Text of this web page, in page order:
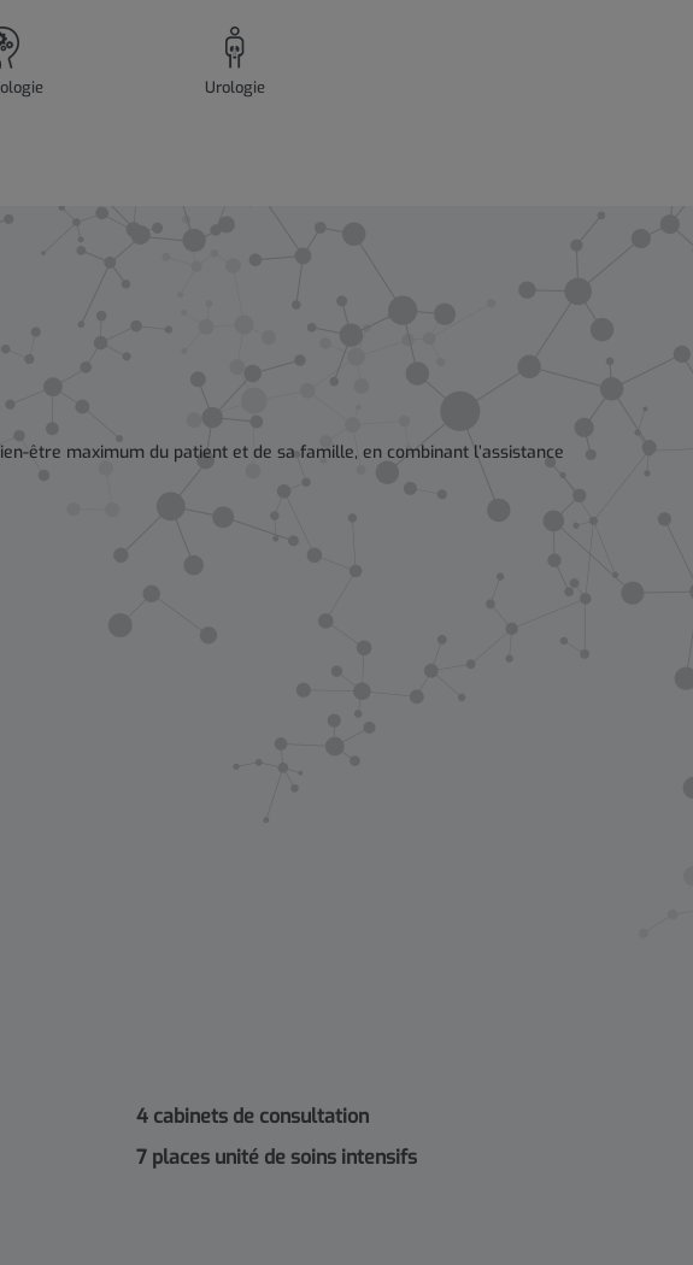
Urologie
être maximum du patient et de sa famille, en combinant l’assistance
4 cabinets de consultation
7 places unité de soins intensifs